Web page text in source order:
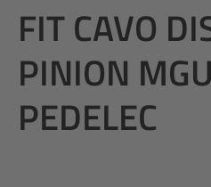
FIT CAVO
PINION
PEDELEC